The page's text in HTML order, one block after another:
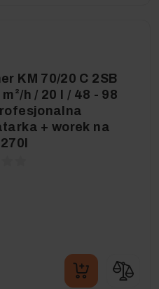
KM 70/20 C 2SB
h / 20 l / 48 - 98
+ worek na